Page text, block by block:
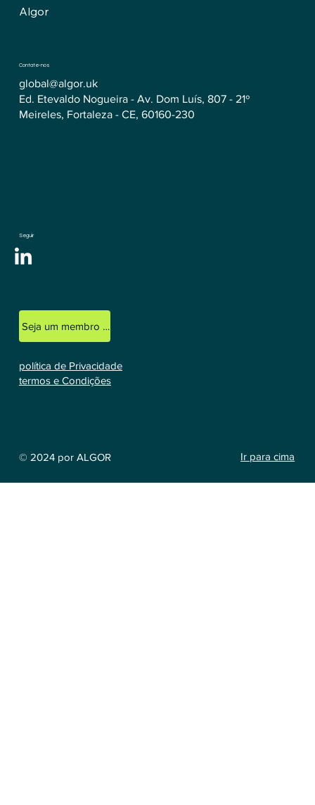
Algor
Contate-nos
global@algor.uk
Ed. Etevaldo Nogueira - Av. Dom Luís, 807 - 21º
Meireles, Fortaleza - CE, 60160-230
Seguir
Seja um membro licenciado
política de Privacidade
termos e Condições
© 2024 por ALGOR Ir para cima